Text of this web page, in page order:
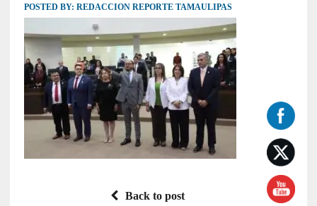
POSTED BY: REDACCION REPORTE TAMAULIPAS
Back to post